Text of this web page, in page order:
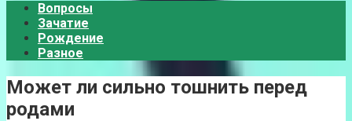
Вопросы
Зачатие
Рождение
Разное
Может ли сильно тошнить перед
родами